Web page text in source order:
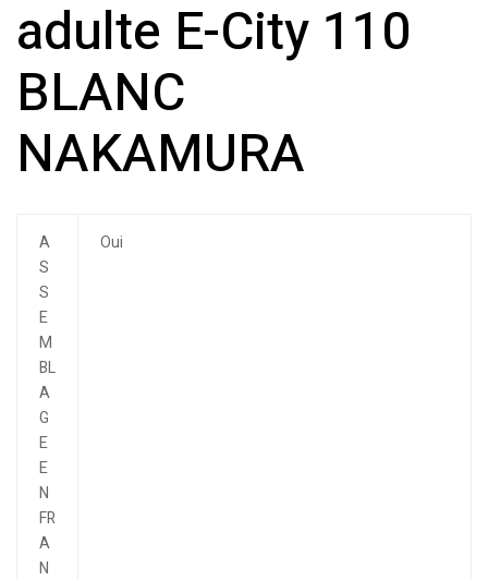
adulte E-City 110
BLANC
NAKAMURA
A
S
S
E
M
BL
A
G
E
E
N
FR
A
N
Oui